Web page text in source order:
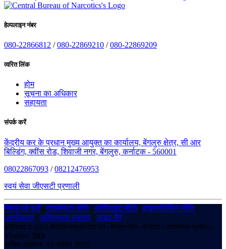
हेल्पलाइन नंबर
080-22866812 /080-22869210 /080-22869209
त्वरित लिंक
होम
सूचना का अधिकार
सहायता
संपर्क करें
केंद्रीय कर के प्रधान मुख्य आयुक्त का कार्यालय, बेंगलुरु क्षेत्र, सी आर
बिल्डिंग, क्वींस रोड, शिवाजी नगर, बेंगलुरु, कर्नाटक - 560001
08022867093 /08212476953
स्वयं सेवा जीएसटी प्रणाली
नियम एवं शर्तें|गोपनीयता नीति|कॉपीराइट नीति|हाइपरलिंकिंग नीति|
अस्वीकरण | अभिगम्यता वक्तव्य |साइट मैप
कॉपीराइट © 2025 केंद्रीय वस्तु एवं सेवा कर - बेंगलुरु ज़ोन - कर्नाटक। सर्वाधिकार सुरक्षित।
Visitors: 383
अंतिम अद्यतन: 14 नवंबर 2025